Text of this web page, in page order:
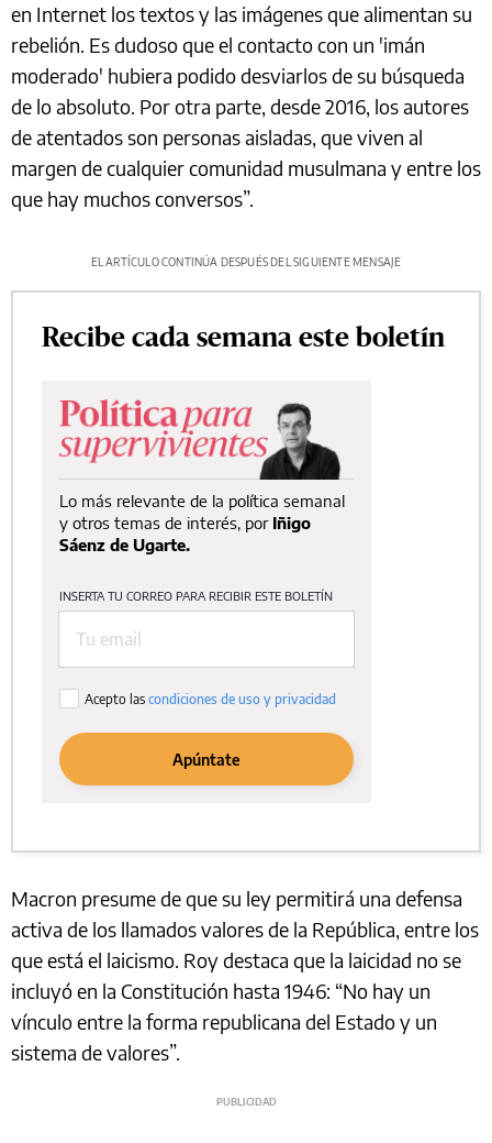
en Internet los textos y las imágenes que alimentan su
rebelión. Es dudoso que el contacto con un 'imán
moderado' hubiera podido desviarlos de su búsqueda
de lo absoluto. Por otra parte, desde 2016, los autores
de atentados son personas aisladas, que viven al
margen de cualquier comunidad musulmana y entre los
que hay muchos conversos”.
EL ARTÍCULO CONTINÚA DESPUÉS DEL SIGUIENTE MENSAJE
Recibe cada semana este boletín
Macron presume de que su ley permitirá una defensa
activa de los llamados valores de la República, entre los
que está el laicismo. Roy destaca que la laicidad no se
incluyó en la Constitución hasta 1946: “No hay un
vínculo entre la forma republicana del Estado y un
sistema de valores”.